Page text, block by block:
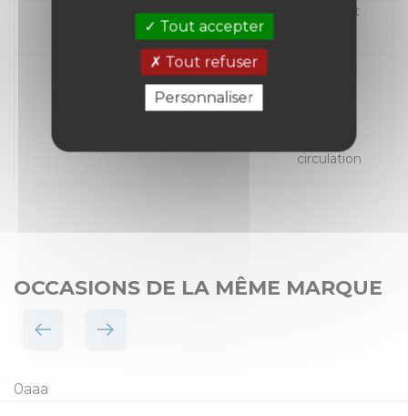
Kilométrage Carburant
circulation
OCCASIONS DE LA MÊME MARQUE
0aaa
Tout accepter
Tout refuser
Personnaliser